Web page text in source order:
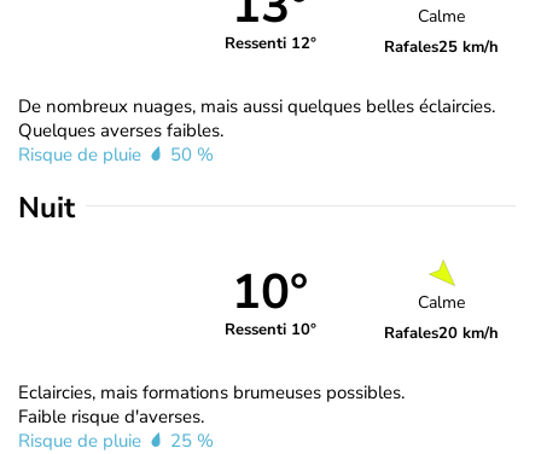
Ressenti 12°
Calme
Rafales25 km/h
De nombreux nuages, mais aussi quelques belles éclaircies.
Quelques averses faibles.
Risque de pluie
50 %
Nuit
10°
Ressenti 10°
Calme
Rafales20 km/h
Eclaircies, mais formations brumeuses possibles.
Faible risque d'averses.
Risque de pluie
25 %